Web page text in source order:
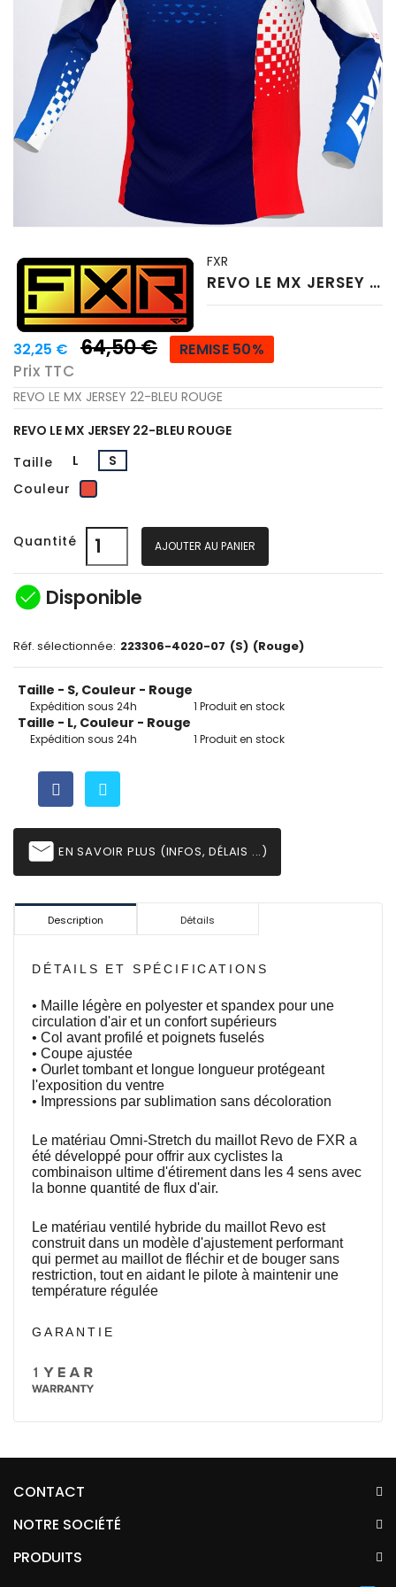
FXR
REVO LE MX JERSEY 22-BLEU ROUGE
32,25 € 64,50 € REMISE 50%
Prix TTC
REVO LE MX JERSEY 22-BLEU ROUGE
REVO LE MX JERSEY 22-BLEU ROUGE
Taille
L
S
Couleur
Rouge
Quantité AJOUTER AU PANIER
check_circle Disponible
Réf. sélectionnée: 223306-4020-07 (S) (Rouge)
Taille - S, Couleur - Rouge
Expédition sous 24h 1 Produit en stock
Taille - L, Couleur - Rouge
Expédition sous 24h 1 Produit en stock
email EN SAVOIR PLUS (INFOS, DÉLAIS ...)
Description Détails
DÉTAILS ET SPÉCIFICATIONS
• Maille légère en polyester et spandex pour une
circulation d'air et un confort supérieurs
• Col avant profilé et poignets fuselés
• Coupe ajustée
• Ourlet tombant et longue longueur protégeant
l'exposition du ventre
• Impressions par sublimation sans décoloration
Le matériau Omni-Stretch du maillot Revo de FXR a
été développé pour offrir aux cyclistes la
combinaison ultime d'étirement dans les 4 sens avec
la bonne quantité de flux d'air.
Le matériau ventilé hybride du maillot Revo est
construit dans un modèle d'ajustement performant
qui permet au maillot de fléchir et de bouger sans
restriction, tout en aidant le pilote à maintenir une
température régulée
GARANTIE
CONTACT
NOTRE SOCIÉTÉ
PRODUITS